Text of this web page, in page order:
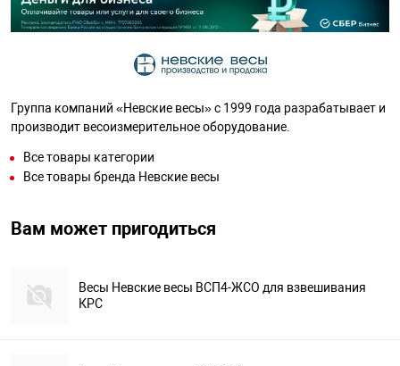
Группа компаний «Невские весы» с 1999 года разрабатывает и
производит весоизмерительное оборудование.
Все товары категории
Все товары бренда Невские весы
Вам может пригодиться
Весы Невские весы ВСП4-ЖСО для взвешивания
КРС